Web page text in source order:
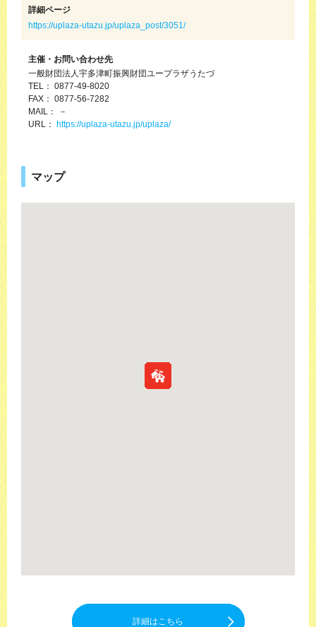
詳細ページ
https://uplaza-utazu.jp/uplaza_post/3051/
主催・お問い合わせ先
一般財団法人宇多津町振興財団ユープラザうたづ
TEL： 0877-49-8020
FAX： 0877-56-7282
MAIL： －
URL： https://uplaza-utazu.jp/uplaza/
マップ
詳細はこちら